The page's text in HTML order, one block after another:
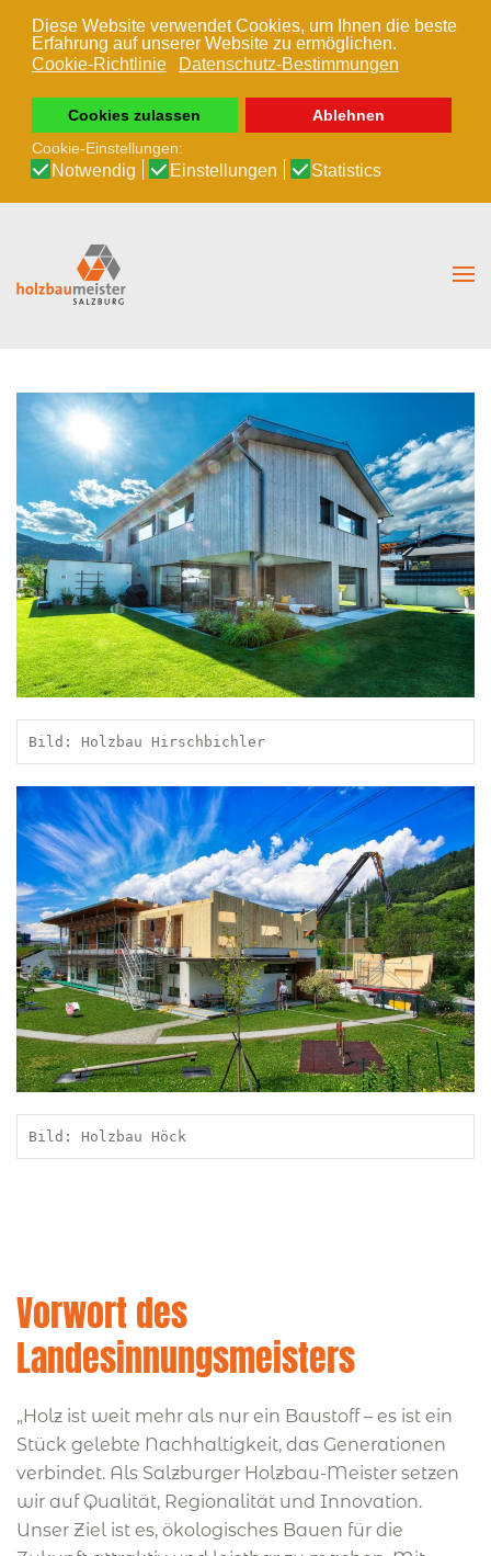
Diese Website verwendet Cookies, um Ihnen die beste
Erfahrung auf unserer Website zu ermöglichen.
Cookie-Richtlinie
Datenschutz-Bestimmungen
Cookies zulassen
Ablehnen
Cookie-Einstellungen:
Notwendig Einstellungen Statistics
Zum Hauptinhalt springen
Bild: Holzbau Hirschbichler
Bild: Holzbau Höck
Vorwort des
Landesinnungsmeisters
„Holz ist weit mehr als nur ein Baustoff – es ist ein
Stück gelebte Nachhaltigkeit, das Generationen
verbindet. Als Salzburger Holzbau-Meister setzen
wir auf Qualität, Regionalität und Innovation.
Unser Ziel ist es, ökologisches Bauen für die